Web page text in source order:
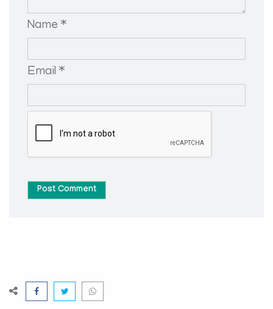
Name *
Email *
Post Comment